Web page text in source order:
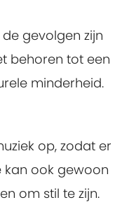
gevolgen zijn
behoren tot een
minderheid.
op, zodat er
kan ook gewoon
om stil te zijn.